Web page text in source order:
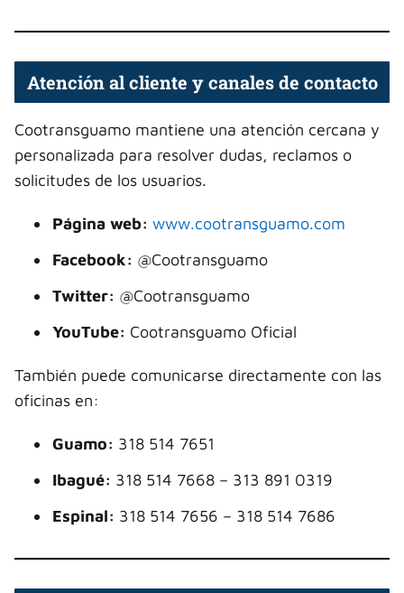
Atención al cliente y canales de contacto
Cootransguamo mantiene una atención cercana y
personalizada para resolver dudas, reclamos o
solicitudes de los usuarios.
Página web: www.cootransguamo.com
Facebook: @Cootransguamo
Twitter: @Cootransguamo
YouTube: Cootransguamo Oficial
También puede comunicarse directamente con las
oficinas en:
Guamo: 318 514 7651
Ibagué: 318 514 7668 – 313 891 0319
Espinal: 318 514 7656 – 318 514 7686